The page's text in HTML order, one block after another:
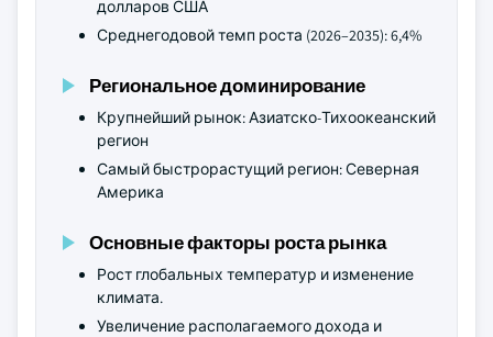
долларов США
Среднегодовой темп роста (2026–2035): 6,4%
Региональное доминирование
Крупнейший рынок: Азиатско-Тихоокеанский
регион
Самый быстрорастущий регион: Северная
Америка
Основные факторы роста рынка
Рост глобальных температур и изменение
климата.
Увеличение располагаемого дохода и